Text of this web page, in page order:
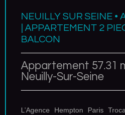
NEUILLY SUR SEINE •
| APPARTEMENT 2
BALCON
Appartement 57.31
Neuilly-Sur-Seine
L’Agence Hempton Paris